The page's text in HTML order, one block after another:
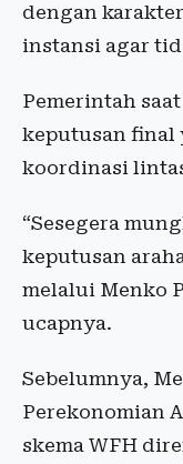
dengan
instansi agar
Pemerintah
keputusan final
koordinasi
“Sesegera
keputusan
melalui Menko
ucapnya.
Sebelumnya,
Perekonomian
skema WFH